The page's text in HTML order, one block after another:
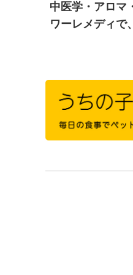
中医学・アロマ
ワーレメディで